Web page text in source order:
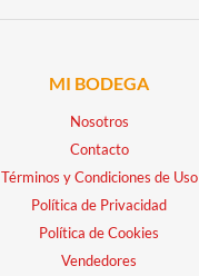
MI BODEGA
Nosotros
Contacto
Términos y Condiciones de Uso
Política de Privacidad
Política de Cookies
Vendedores